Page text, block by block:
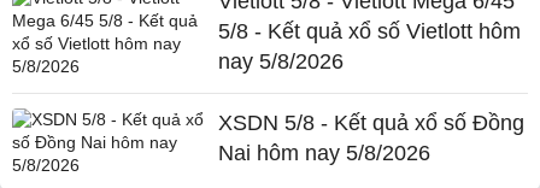
5/8 - Kết quả xổ số Vietlott hôm
nay 5/8/2026
XSDN 5/8 - Kết quả xổ số Đồng
Nai hôm nay 5/8/2026